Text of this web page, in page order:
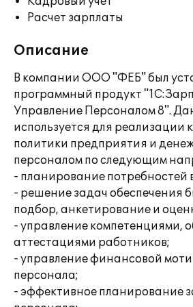
Расчет зарплаты
Описание
В компании ООО "ФЕБ" был
программный продукт
Управление Персоналом 8".
используется для реализации
политики предприятия и
персоналом по следующим
- планирование потребностей
- решение задач обеспечения
подбор, анкетирование и
- управление компетенциями,
аттестациями работников;
- управление финансовой
персонала;
- эффективное планирование